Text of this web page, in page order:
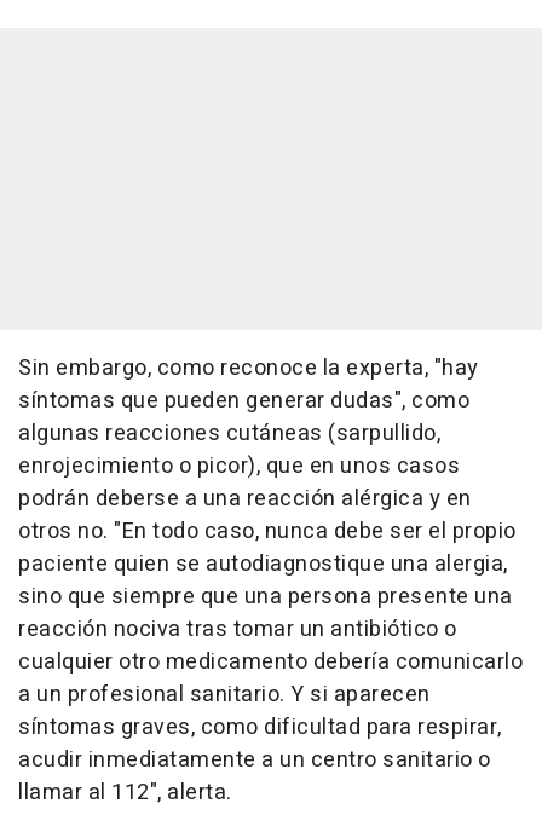
Sin embargo, como reconoce la experta, "hay
síntomas que pueden generar dudas", como
algunas reacciones cutáneas (sarpullido,
enrojecimiento o picor), que en unos casos
podrán deberse a una reacción alérgica y en
otros no. "En todo caso, nunca debe ser el propio
paciente quien se autodiagnostique una alergia,
sino que siempre que una persona presente una
reacción nociva tras tomar un antibiótico o
cualquier otro medicamento debería comunicarlo
a un profesional sanitario. Y si aparecen
síntomas graves, como dificultad para respirar,
acudir inmediatamente a un centro sanitario o
llamar al 112", alerta.